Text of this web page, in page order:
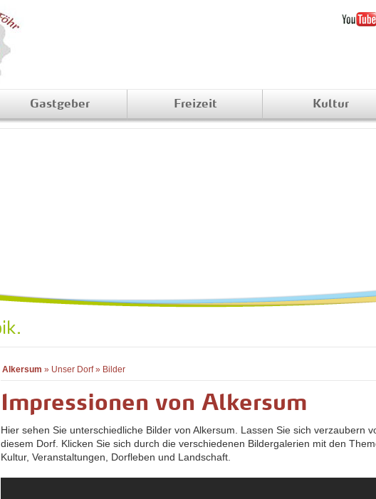
Gastgeber Freizeit Kultur
Alkersum » Unser Dorf» Bilder
Impressionen von Alkersum
Hier sehen Sie unterschiedliche Bilder von Alkersum. Lassen Sie sich verzaubern
diesem Dorf. Klicken Sie sich durch die verschiedenen Bildergalerien mit den
Kultur, Veranstaltungen, Dorfleben und Landschaft.